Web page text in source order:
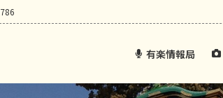
有楽情報局